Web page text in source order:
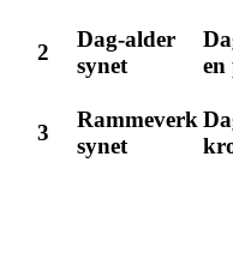
2
Dag-alder
synet
en
3
Rammeverk
synet